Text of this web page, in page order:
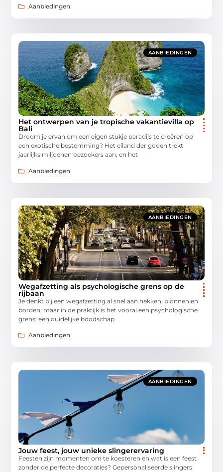
Aanbiedingen
AANBIEDINGEN
Het ontwerpen van je tropische vakantievilla op
Bali
Droom je ervan om een eigen stukje paradijs te creëren op
een exotische bestemming? Het eiland der goden trekt
jaarlijks miljoenen bezoekers aan, en het
Aanbiedingen
AANBIEDINGEN
Wegafzetting als psychologische grens op de
rijbaan
Je denkt bij een wegafzetting al snel aan hekken, pionnen en
borden, maar in de praktijk is het vooral een psychologische
grens: een duidelijke boodschap
Aanbiedingen
AANBIEDINGEN
Jouw feest, jouw unieke slingerervaring
Feesten zijn momenten om te koesteren en wat is een feest
zonder de perfecte decoraties? Gepersonaliseerde slingers